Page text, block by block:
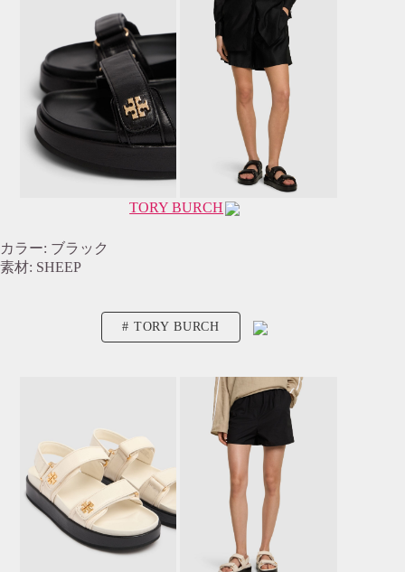
TORY BURCH
カラー: ブラック
素材: SHEEP
TORY BURCH